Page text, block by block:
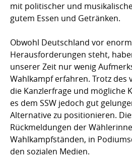
mit politischer und
gutem Essen und Getränken.
Obwohl Deutschland vor
Herausforderungen steht,
unserer Zeit nur wenig
Wahlkampf erfahren. Trotz des
die Kanzlerfrage und mögliche
es dem SSW jedoch gut
Alternative zu positionieren.
Rückmeldungen der
Wahlkampfständen, in
den sozialen Medien.